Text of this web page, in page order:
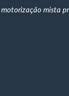
motorização mista